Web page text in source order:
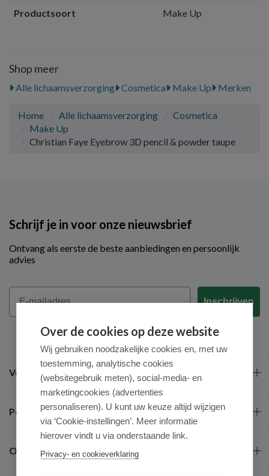
Productsoort
Make Up
Shop meer
Alle lichaamsverzorging Cosmetica Make Up Merken
Home Alle lichaamsverzorging
Cosmetica
Make Up
Christian Faye Eyebrow 3D pencil & powder taupe
Schrijf je in voor onze nieuwsbrief
Ontvang als eerste de beste aanbiedingen en persoonlijk
advies
Email
Inschrijven
Veel gestelde vragen
Populaire merken
Over ons
Over de cookies op deze website
Wij gebruiken noodzakelijke cookies en, met uw
toestemming, analytische cookies
(websitegebruik meten), social-media- en
marketingcookies (advertenties
personaliseren). U kunt uw keuze altijd wijzigen
via ‘Cookie-instellingen’. Meer informatie
hierover vindt u via onderstaande link.
Privacy- en cookieverklaring